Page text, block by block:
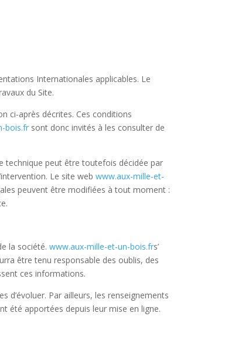
Internationales applicables. Le
du Site.
ci-après décrites. Ces conditions
bois.fr sont donc invités à les consulter de
technique peut être toutefois décidée par
Le site webwww.aux-mille-et-
peuvent être modifiées à tout moment :
la société.www.aux-mille-et-un-bois.frs’
être tenu responsable des oublis, des
ces informations.
d’évoluer. Par ailleurs, les renseignements
été apportées depuis leur mise en ligne.